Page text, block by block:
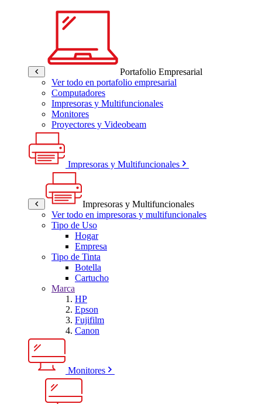
Portafolio Empresarial
Ver todo en portafolio empresarial
Computadores
Impresoras y Multifuncionales
Monitores
Proyectores y Videobeam
Impresoras y Multifuncionales
Impresoras y Multifuncionales
Ver todo en impresoras y multifuncionales
Tipo de Uso
Hogar
Empresa
Tipo de Tinta
Botella
Cartucho
Marca
HP
Epson
Fujifilm
Canon
Monitores